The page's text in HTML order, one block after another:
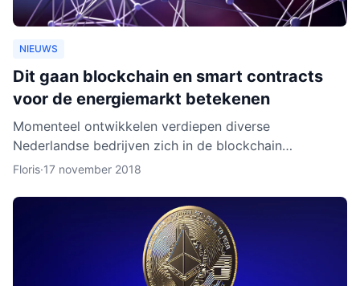
NIEUWS
Dit gaan blockchain en smart contracts
voor de energiemarkt betekenen
Momenteel ontwikkelen verdiepen diverse
Nederlandse bedrijven zich in de blockchain
technologie. Enkele daarvan, zoals BlockLab uit
Floris·17 november 2018